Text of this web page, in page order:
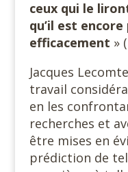
ceux qui le
qu’il est encore
efficacement »
Jacques
travail
en les
recherches et
être mises en
prédiction de